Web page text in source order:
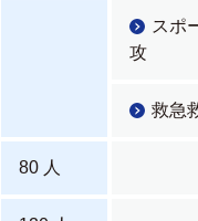
スポ
攻
救急
80 人